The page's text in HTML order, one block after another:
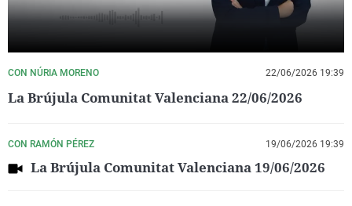
CON NÚRIA MORENO 22/06/2026 19:39
La Brújula Comunitat Valenciana 22/06/2026
CON RAMÓN PÉREZ 19/06/2026 19:39
La Brújula Comunitat Valenciana 19/06/2026